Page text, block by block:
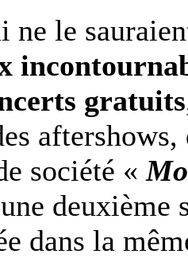
ne le
gratuits
société «
deuxième
dans la